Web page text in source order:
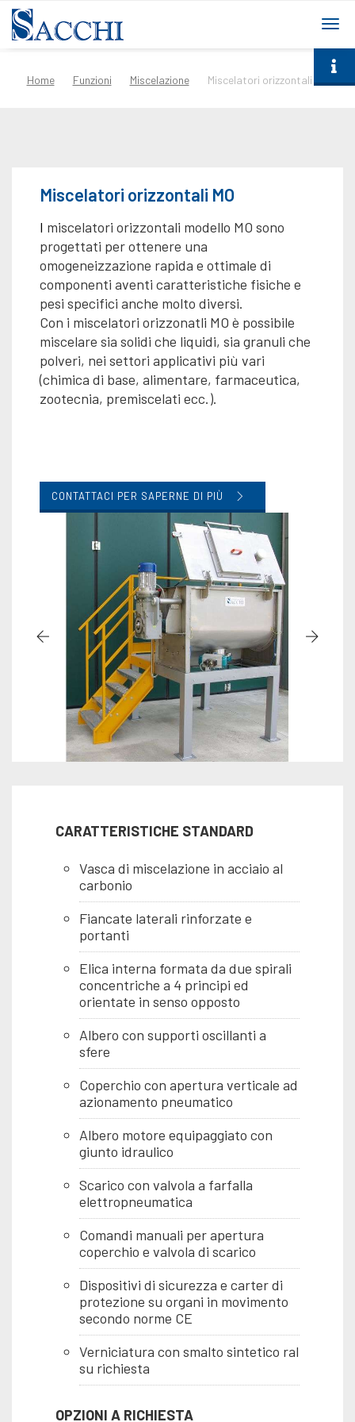
Home Funzioni Miscelazione Miscelatori orizzontali MO
Miscelatori orizzontali MO
I miscelatori orizzontali modello MO sono
progettati per ottenere una
omogeneizzazione rapida e ottimale di
componenti aventi caratteristiche fisiche e
pesi specifici anche molto diversi.
Con i miscelatori orizzonatli MO è possibile
miscelare sia solidi che liquidi, sia granuli che
polveri, nei settori applicativi più vari
(chimica di base, alimentare, farmaceutica,
zootecnia, premiscelati ecc.).
CONTATTACI PER SAPERNE DI PIÙ
CARATTERISTICHE STANDARD
Vasca di miscelazione in acciaio al
carbonio
Fiancate laterali rinforzate e
portanti
Elica interna formata da due spirali
concentriche a 4 principi ed
orientate in senso opposto
Albero con supporti oscillanti a
sfere
Coperchio con apertura verticale ad
azionamento pneumatico
Albero motore equipaggiato con
giunto idraulico
Scarico con valvola a farfalla
elettropneumatica
Comandi manuali per apertura
coperchio e valvola di scarico
Dispositivi di sicurezza e carter di
protezione su organi in movimento
secondo norme CE
Verniciatura con smalto sintetico ral
su richiesta
OPZIONI A RICHIESTA